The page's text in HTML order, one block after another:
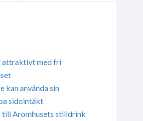
attraktivt med fri
kan använda sin
sidointäkt
Aromhusets stilldrink